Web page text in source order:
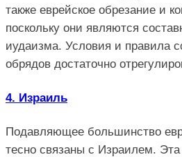
также еврейское обрезание и
поскольку они являются
иудаизма. Условия и правила
обрядов достаточно
4. Израиль
Подавляющее большинство
тесно связаны с Израилем. Эта